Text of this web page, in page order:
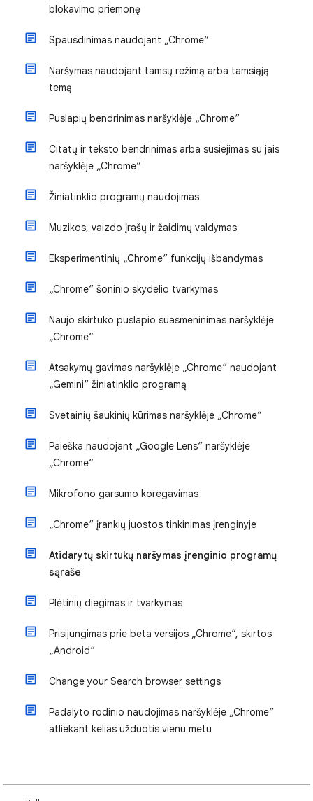
blokavimo priemonę
Spausdinimas naudojant „Chrome“
Naršymas naudojant tamsų režimą arba tamsiąją
temą
Puslapių bendrinimas naršyklėje „Chrome“
Citatų ir teksto bendrinimas arba susiejimas su jais
naršyklėje „Chrome“
Žiniatinklio programų naudojimas
Muzikos, vaizdo įrašų ir žaidimų valdymas
Eksperimentinių „Chrome“ funkcijų išbandymas
„Chrome“ šoninio skydelio tvarkymas
Naujo skirtuko puslapio suasmeninimas naršyklėje
„Chrome“
Atsakymų gavimas naršyklėje „Chrome“ naudojant
„Gemini“ žiniatinklio programą
Svetainių šaukinių kūrimas naršyklėje „Chrome“
Paieška naudojant „Google Lens“ naršyklėje
„Chrome“
Mikrofono garsumo koregavimas
„Chrome“ įrankių juostos tinkinimas įrenginyje
Atidarytų skirtukų naršymas įrenginio programų
sąraše
Plėtinių diegimas ir tvarkymas
Prisijungimas prie beta versijos „Chrome“, skirtos
„Android“
Change your Search browser settings
Padalyto rodinio naudojimas naršyklėje „Chrome“
atliekant kelias užduotis vienu metu